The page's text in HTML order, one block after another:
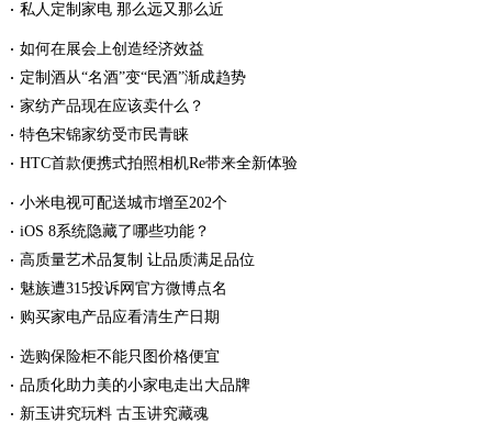
私人定制家电 那么远又那么近
如何在展会上创造经济效益
定制酒从“名酒”变“民酒”渐成趋势
家纺产品现在应该卖什么？
特色宋锦家纺受市民青睐
HTC首款便携式拍照相机Re带来全新体验
小米电视可配送城市增至202个
iOS 8系统隐藏了哪些功能？
高质量艺术品复制 让品质满足品位
魅族遭315投诉网官方微博点名
购买家电产品应看清生产日期
选购保险柜不能只图价格便宜
品质化助力美的小家电走出大品牌
新玉讲究玩料 古玉讲究藏魂